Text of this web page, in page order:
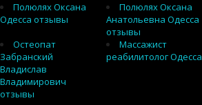
Полюлях Оксана
Одесса отзывы
Полюлях Оксана
Анатольевна Одесса
отзывы
Остеопат
Забранский
Владислав
Владимирович
отзывы
Массажист
реабилитолог Одесса